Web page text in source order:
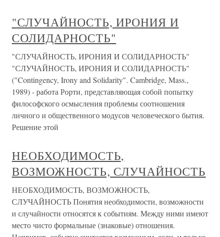
"СЛУЧАЙНОСТЬ, ИРОНИЯ И
СОЛИДАРНОСТЬ"
"СЛУЧАЙНОСТЬ, ИРОНИЯ И СОЛИДАРНОСТЬ"
"СЛУЧАЙНОСТЬ, ИРОНИЯ И СОЛИДАРНОСТЬ"
("Contingency, Irony and Solidarity". Cambridge, Mass.,
1989) - работа Рорти, представляющая собой попытку
философского осмысления проблемы соотношения
личного и общественного модусов человеческого бытия.
Решение этой
НЕОБХОДИМОСТЬ,
ВОЗМОЖНОСТЬ, СЛУЧАЙНОСТЬ
НЕОБХОДИМОСТЬ, ВОЗМОЖНОСТЬ,
СЛУЧАЙНОСТЬ Понятия необходимости, возможности
и случайности относятся к событиям. Между ними имеют
место чисто формальные (знаковые) отношения.